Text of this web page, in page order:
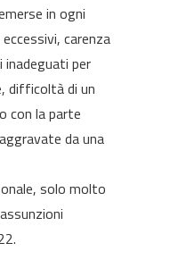
in ogni
carenza
per
difficoltà di un
con la parte
da una
solo molto